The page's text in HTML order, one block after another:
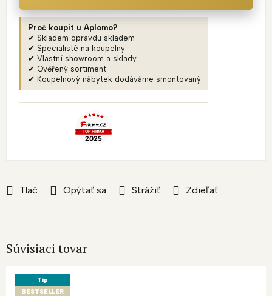
Tlač Opýtať sa Strážiť Zdieľať
Proč koupit u Aplomo?
✔ Skladem opravdu skladem
✔ Specialisté na koupelny
✔ Vlastní showroom a sklady
✔ Ověřený sortiment
✔ Koupelnový nábytek dodáváme smontovaný
Súvisiaci tovar
Tip
BESTSELLER